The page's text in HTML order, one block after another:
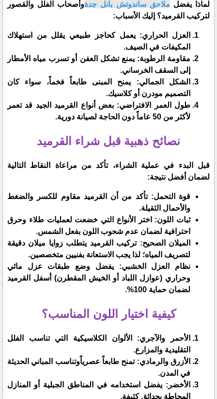
​لماذا يفضل ملاحق ساندوتش بانل جدةوأصحاب الفلل والقصور
لتركيب القرميد؟ إليك الأسباب:
​العزل الحراري: يعمل كحاجز طبيعي يقلل من استهلاك
المكيفات في الصيف.
​مقاومة الرطوبة: يمنع تشكل العفن أو تسرب مياه الأمطار
إلى السقف الخرساني.
​الشكل الجمالي: يمنح المبنى طابعاً فخماً، سواء كان
التصميم مودرن أو كلاسيك.
​طول العمر الافتراضي: بعض أنواع القرميد الجيد قد تعمر
لأكثر من 50 عاماً دون الحاجة لصيانة دورية.
​نصائح ذهبية قبل شراء القرميد
​قبل البدء في عملية الشراء، تأكد من مراعاة النقاط التالية
لضمان أفضل نتيجة:
​قوة التحمل: تأكد من أن القرميد مقاوم للكسر والضغط
والأحمال الثقيلة.
​ثبات اللون: اختر الأنواع التي خضعت لعمليات طلاء وحرق
احترافية لضمان عدم شحوب اللون بفعل الشمس.
​الميلان الصحيح: تركيب القرميد يتطلب زوايا ميلان دقيقة
لتصريف المياه؛ لذا يجب الاستعانة بفنيين متخصصين.
​نظام العزل الخشبي: يفضل وضع طبقات عزل مائي
وحراري (عوازل اللباد أو الخيش المقطرن) أسفل القرميد
لضمان حماية 100%.
​كيفية اختيار اللون المناسب؟
​الأحمر والآجري: الألوان الكلاسيكية التي تناسب الفلل
التقليدية والمزارع.
​الأزرق والرمادي: تمنح طابعاً عصرياًوتناسب المباني الحديثة
في المدن.
​الأخضر: يفضل استخدامه في المناطق الجبلية أو المنازل
المحاطة بحدائق كثيفة.